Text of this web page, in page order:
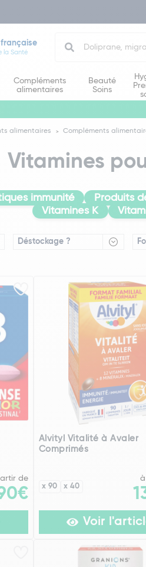
française
la Santé
Compléments
alimentaires
Beauté
Soins
alimentaires Compléments
Vitamines
immunité Produits
Vitamines K
Déstockage ?
de
Alvityl Vitalité à Avaler
Comprimés
x 90 x 40
Voir